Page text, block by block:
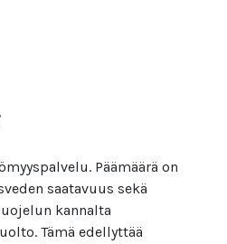
Päämäärä on
saatavuus sekä
kannalta
Tämä edellyttää